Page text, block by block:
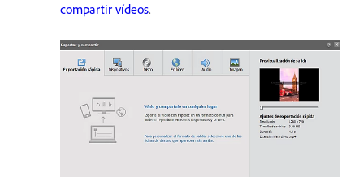
compartir vídeos.